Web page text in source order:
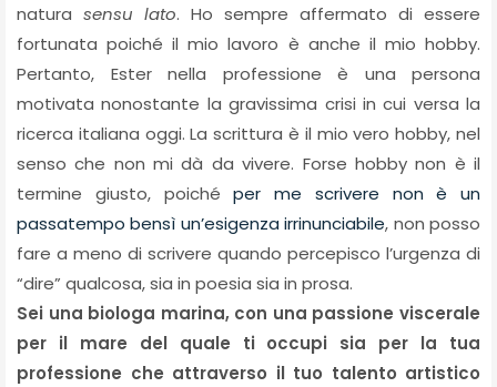
natura sensu lato. Ho sempre affermato di essere
fortunata poiché il mio lavoro è anche il mio hobby.
Pertanto, Ester nella professione è una persona
motivata nonostante la gravissima crisi in cui versa la
ricerca italiana oggi. La scrittura è il mio vero hobby, nel
senso che non mi dà da vivere. Forse hobby non è il
termine giusto, poichéper me scrivere non è un
passatempo bensì un’esigenza irrinunciabile, non posso
fare a meno di scrivere quando percepisco l’urgenza di
“dire” qualcosa, sia in poesia sia in prosa.
Sei una biologa marina, con una passione viscerale
per il mare del quale ti occupi sia per la tua
professione che attraverso il tuo talento artistico